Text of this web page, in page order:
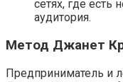
сетях, где есть
аудитория.
Метод Джанет
Предприниматель и